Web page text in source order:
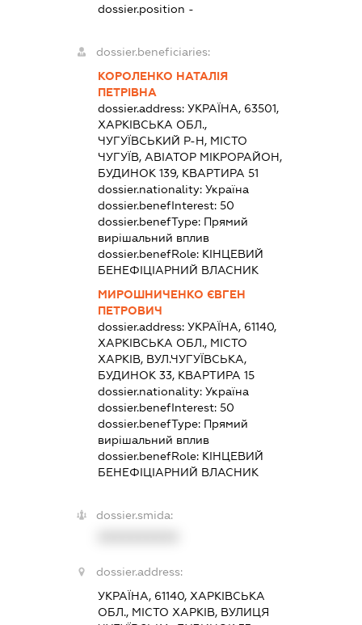
dossier.position -
dossier.beneficiaries:
КОРОЛЕНКО НАТАЛІЯ
ПЕТРІВНА
dossier.address:УКРАЇНА, 63501,
ХАРКІВСЬКА ОБЛ.,
ЧУГУЇВСЬКИЙ Р-Н, МІСТО
ЧУГУЇВ, АВІАТОР МІКРОРАЙОН,
БУДИНОК 139, КВАРТИРА 51
dossier.nationality:Україна
dossier.benefInterest:50
dossier.benefType: Прямий
вирішальний вплив
dossier.benefRole: КІНЦЕВИЙ
БЕНЕФІЦІАРНИЙ ВЛАСНИК
МИРОШНИЧЕНКО ЄВГЕН
ПЕТРОВИЧ
dossier.address:УКРАЇНА, 61140,
ХАРКІВСЬКА ОБЛ., МІСТО
ХАРКІВ, ВУЛ.ЧУГУЇВСЬКА,
БУДИНОК 33, КВАРТИРА 15
dossier.nationality:Україна
dossier.benefInterest:50
dossier.benefType: Прямий
вирішальний вплив
dossier.benefRole: КІНЦЕВИЙ
БЕНЕФІЦІАРНИЙ ВЛАСНИК
dossier.smida:
dossier.address:
УКРАЇНА, 61140, ХАРКІВСЬКА
ОБЛ., МІСТО ХАРКІВ, ВУЛИЦЯ